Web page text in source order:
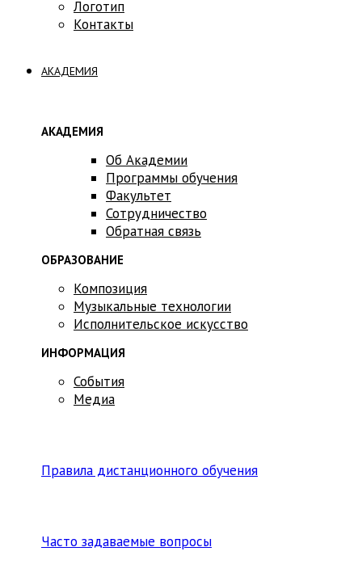
Логотип
Контакты
АКАДЕМИЯ
АКАДЕМИЯ
Об Академии
Программы обучения
Факультет
Сотрудничество
Обратная связь
ОБРАЗОВАНИЕ
Композиция
Музыкальные технологии
Исполнительское искусство
ИНФОРМАЦИЯ
События
Медиа
Правила дистанционного обучения
Часто задаваемые вопросы